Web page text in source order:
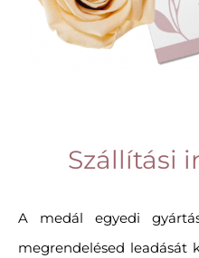
Szállítási
A medál egyedi
megrendelésed leadását